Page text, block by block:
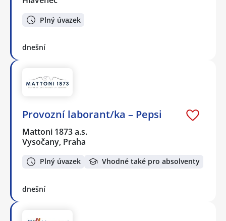
Plný úvazek
dnešní
Provozní laborant/ka – Pepsi
Mattoni 1873 a.s.
Vysočany, Praha
Plný úvazek Vhodné také pro absolventy
dnešní